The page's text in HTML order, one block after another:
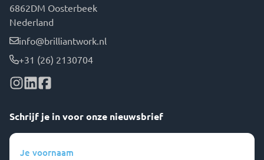
6862DM Oosterbeek
Nederland
info@brilliantwork.nl
+31 (26) 2130704
Schrijf je in voor onze nieuwsbrief
Je
voornaam